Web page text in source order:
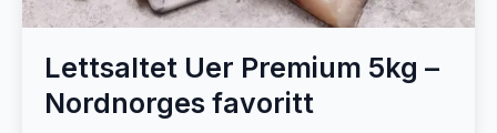
Lettsaltet Uer Premium 5kg –
Nordnorges favoritt